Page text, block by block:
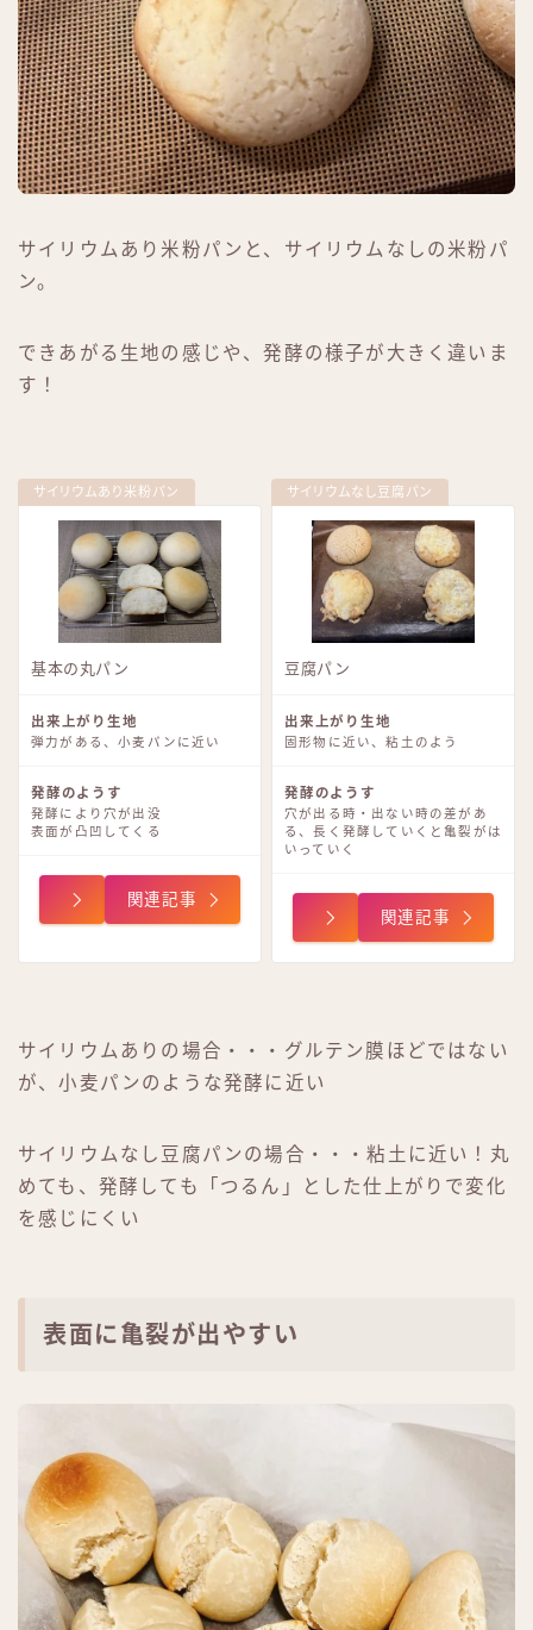
サイリウムあり米粉パンと、サイリウムなしの米粉パ
ン。
できあがる生地の感じや、発酵の様子が大きく違いま
す！
サイリウムあり米粉パン
基本の丸パン
出来上がり生地
弾力がある、小麦パンに近い
発酵のようす
発酵により穴が出没
表面が凸凹してくる
関連記事
サイリウムなし豆腐パン
豆腐パン
出来上がり生地
固形物に近い、粘土のよう
発酵のようす
穴が出る時・出ない時の差があ
る、長く発酵していくと亀裂がは
いっていく
関連記事
サイリウムありの場合・・・グルテン膜ほどではない
が、小麦パンのような発酵に近い
サイリウムなし豆腐パンの場合・・・粘土に近い！丸
めても、発酵しても「つるん」とした仕上がりで変化
を感じにくい
表面に亀裂が出やすい